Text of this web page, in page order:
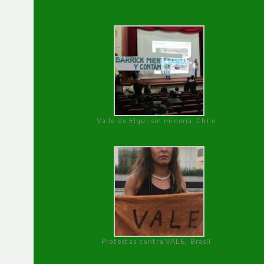
Valle de Elqui sin minería. Chile
Protestas contra VALE, Brasil